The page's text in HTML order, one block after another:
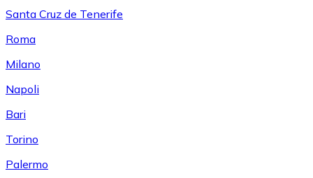
Santa Cruz de Tenerife
Roma
Milano
Napoli
Bari
Torino
Palermo